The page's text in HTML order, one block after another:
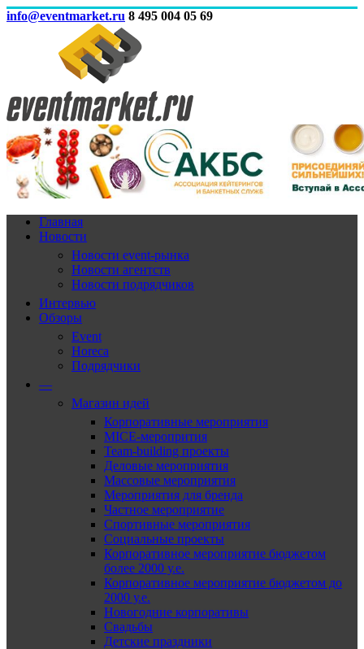
info@eventmarket.ru 8 495 004 05 69
Главная
Новости
Новости event-рынка
Новости агентств
Новости подрядчиков
Интервью
Обзоры
Event
Horeca
Подрядчики
—
Магазин идей
Корпоративные мероприятия
MICE-меропрития
Team-building проекты
Деловые мероприятия
Массовые мероприятия
Мероприятия для бренда
Частное мероприятие
Спортивные мероприятия
Социальные проекты
Корпоративное мероприятие бюджетом
более 2000 у.е.
Корпоративное мероприятие бюджетом до
2000 у.е.
Новогодние корпоративы
Свадьбы
Детские праздники